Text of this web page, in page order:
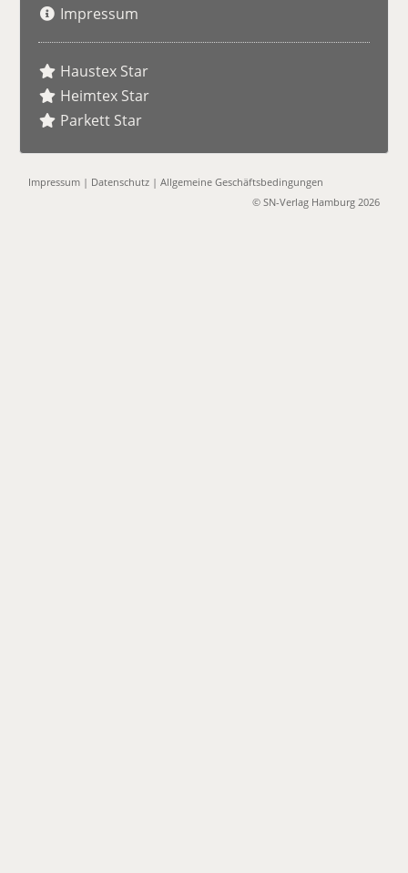
Impressum
Haustex Star
Heimtex Star
Parkett Star
Impressum | Datenschutz |Allgemeine Geschäftsbedingungen
© SN-Verlag Hamburg 2026